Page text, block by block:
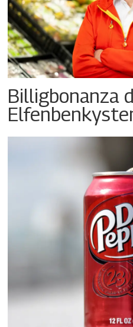
Billigbonanza